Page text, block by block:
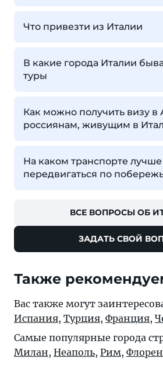
Что привезти из Италии
В какие города Италии
туры
Как можно получить визу в
россиянам, живущим в
На каком транспорте лучше
передвигаться по
ВСЕ ВОПРОСЫ ОБ
ЗАДАТЬ СВОЙ
Также
Вас также могут
Испания, Турция, Франция,
Самые популярные города
Милан, Неаполь, Рим,